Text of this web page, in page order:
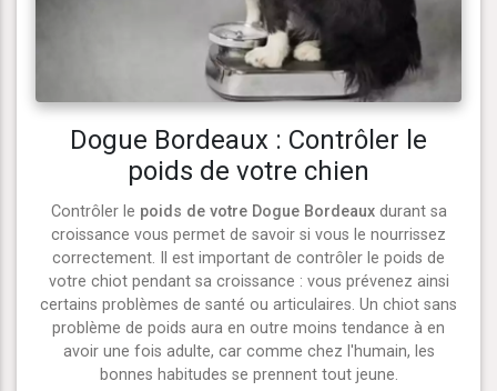
Dogue Bordeaux : Contrôler le
poids de votre chien
Contrôler le poids de votre Dogue Bordeauxdurant sa
croissance vous permet de savoir si vous le nourrissez
correctement. Il est important de contrôler le poids de
votre chiot pendant sa croissance : vous prévenez ainsi
certains problèmes de santé ou articulaires. Un chiot sans
problème de poids aura en outre moins tendance à en
avoir une fois adulte, car comme chez l'humain, les
bonnes habitudes se prennent tout jeune.